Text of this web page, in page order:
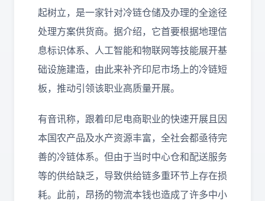
起树立，是一家针对冷链仓储及办理的全途径
处理方案供货商。据介绍，它首要根据地理信
息标识体系、人工智能和物联网等技能展开基
础设施建造，由此来补齐印尼市场上的冷链短
板，推动引领该职业高质量开展。
有音讯称，跟着印尼电商职业的快速开展且因
本国农产品及水产资源丰富，全社会都亟待完
善的冷链体系。但由于当时中心仓和配送服务
等的供给缺乏，导致供给链多重环节上存在损
耗。此前，昂扬的物流本钱也造成了许多中小